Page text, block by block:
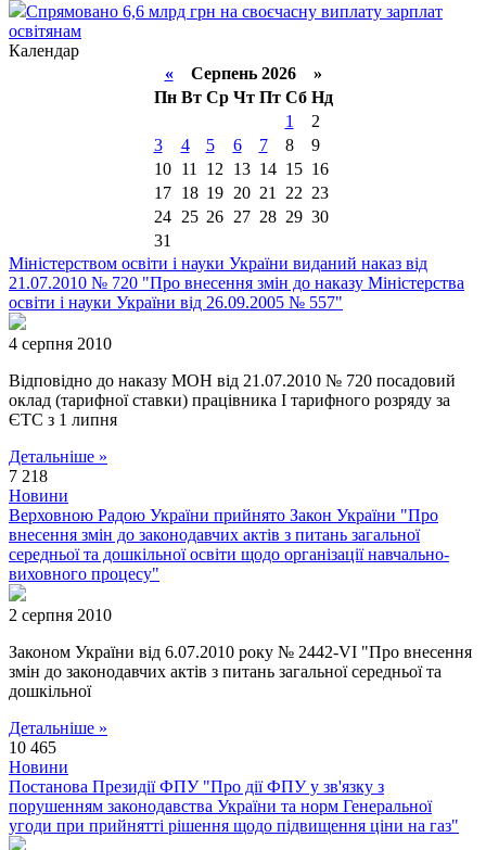
Спрямовано 6,6 млрд грн на своєчасну виплату зарплат
освітянам
Календар
«Серпень 2026 »
Пн Вт Ср Чт Пт Сб Нд
1
2
3
4 5 6 7 8
9
10
11 12 13 14 15 16
17
18 19 20 21 22 23
24
25 26 27 28 29 30
31
Міністерством освіти і науки України виданий наказ від
21.07.2010 № 720 "Про внесення змін до наказу Міністерства
освіти і науки України від 26.09.2005 № 557"
4 серпня 2010
Відповідно до наказу МОН від 21.07.2010 № 720 посадовий
оклад (тарифної ставки) працівника І тарифного розряду за
ЄТС з 1 липня
Детальніше »
7 218
Новини
Верховною Радою України прийнято Закон України "Про
внесення змін до законодавчих актів з питань загальної
середньої та дошкільної освіти щодо організації навчально-
виховного процесу"
2 серпня 2010
Законом України від 6.07.2010 року № 2442-VI "Про внесення
змін до законодавчих актів з питань загальної середньої та
дошкільної
Детальніше »
10 465
Новини
Постанова Президії ФПУ "Про дії ФПУ у зв'язку з
порушенням законодавства України та норм Генеральної
угоди при прийнятті рішення щодо підвищення ціни на газ"